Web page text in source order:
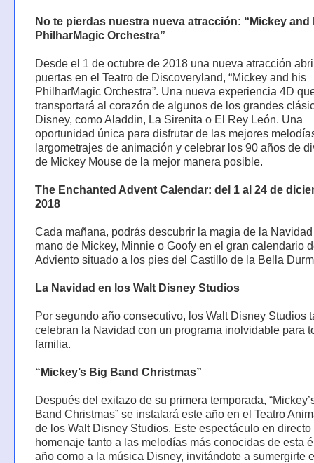
No te pierdas nuestra nueva atracción: “Mickey and
PhilharMagic Orchestra”
Desde el 1 de octubre de 2018 una nueva atracción
puertas en el Teatro de Discoveryland, “Mickey and his
PhilharMagic Orchestra”. Una nueva experiencia 4D
transportará al corazón de algunos de los grandes
Disney, como Aladdin, La Sirenita o El Rey León. Una
oportunidad única para disfrutar de las mejores
largometrajes de animación y celebrar los 90 años de
de Mickey Mouse de la mejor manera posible.
The Enchanted Advent Calendar: del 1 al 24 de
2018
Cada mañana, podrás descubrir la magia de la
mano de Mickey, Minnie o Goofy en el gran calendario
Adviento situado a los pies del Castillo de la Bella
La Navidad en los Walt Disney Studios
Por segundo año consecutivo, los Walt Disney Studios
celebran la Navidad con un programa inolvidable para
familia.
“Mickey’s Big Band Christmas”
Después del exitazo de su primera temporada,
Band Christmas” se instalará este año en el Teatro
de los Walt Disney Studios. Este espectáculo en directo
homenaje tanto a las melodías más conocidas de esta
año como a la música Disney, invitándote a sumergirte